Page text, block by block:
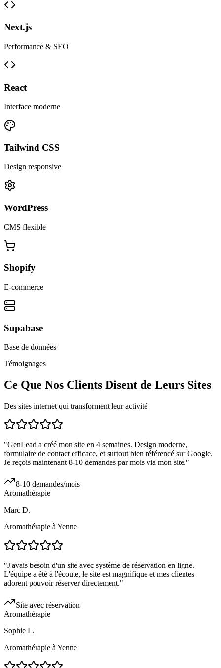
Next.js
Performance & SEO
React
Interface moderne
Tailwind CSS
Design responsive
WordPress
CMS flexible
Shopify
E-commerce
Supabase
Base de données
Témoignages
Ce Que Nos Clients Disent de Leurs Sites
Des sites internet qui transforment leur activité
"GenLead a créé mon site en 4 semaines. Design moderne,
formulaire de contact efficace, et surtout bien référencé sur Google.
Je reçois maintenant 8-10 demandes par mois via mon site."
8-10 demandes/mois
Aromathérapie
Marc D.
Aromathérapie à Yenne
"J'avais besoin d'un site avec système de réservation en ligne.
L'équipe a été à l'écoute, le site est magnifique et mes clientes
adorent pouvoir réserver directement."
Site avec réservation
Aromathérapie
Sophie L.
Aromathérapie à Yenne